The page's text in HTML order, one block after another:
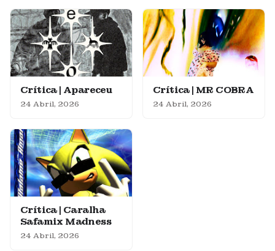
Crítica | Apareceu
24 Abril, 2026
Crítica | MR COBRA
24 Abril, 2026
Crítica | Caralha
Safamix Madness
24 Abril, 2026